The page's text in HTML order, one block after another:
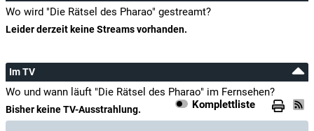
Wo wird "Die Rätsel des Pharao" gestreamt?
Leider derzeit keine Streams vorhanden.
Im TV
Wo und wann läuft "Die Rätsel des Pharao" im Fernsehen?
Komplettliste
Bisher keine TV-Ausstrahlung.